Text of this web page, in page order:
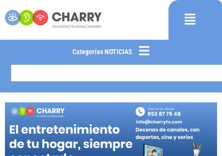
Categorías NOTICIAS